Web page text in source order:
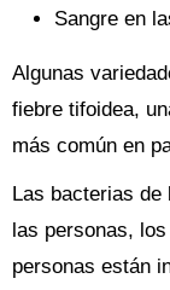
Sangre en
Algunas
fiebre tifoidea,
más común en
Las bacterias de
las personas,
personas están